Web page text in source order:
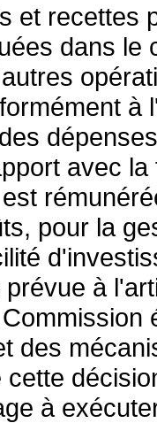
recettes
dans le
à
avec
pour la
prévue à
des
cette
à